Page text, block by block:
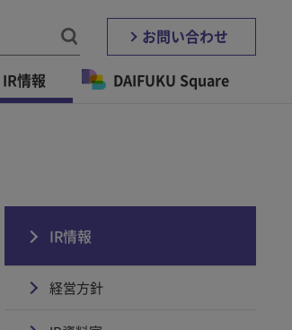
お問い合わせ
IR情報 DAIFUKU Square
IR情報
経営方針